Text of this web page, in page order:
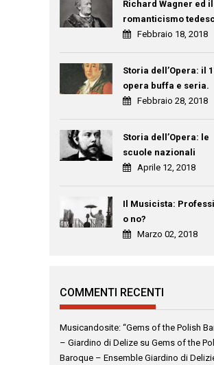
Richard Wagner ed il
romanticismo
Febbraio 18, 2018
Storia dell’Opera: il
opera buffa e seria.
Febbraio 28, 2018
Storia dell’Opera: le
scuole nazionali
Aprile 12, 2018
Il Musicista:
o no?
Marzo 02, 2018
COMMENTI RECENTI
Musicandosite: “Gems of the Polish
– Giardino di Delize su Gems of the
Baroque – Ensemble Giardino di